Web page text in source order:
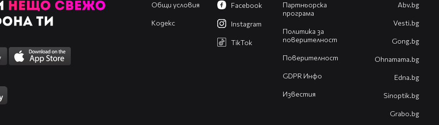
Общи условия
Кодекс
Партньорска
програма
Политика за
поверителност
Поверителност
GDPR Инфо
Известия
Facebook
Instagram
TikTok
Abv.bg
Vesti.bg
Gong.bg
Оhnamama.bg
Edna.bg
Sinoptik.bg
Grabo.bg